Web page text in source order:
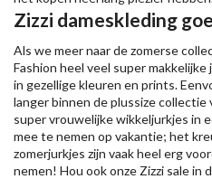
Zizzi dameskleding
Als we meer naar de zomerse
Fashion heel veel super
in gezellige kleuren en prints.
langer binnen de plussize collectie
super vrouwelijke wikkeljurkjes in
mee te nemen op vakantie; het
zomerjurkjes zijn vaak heel erg
nemen! Hou ook onze Zizzi sale in